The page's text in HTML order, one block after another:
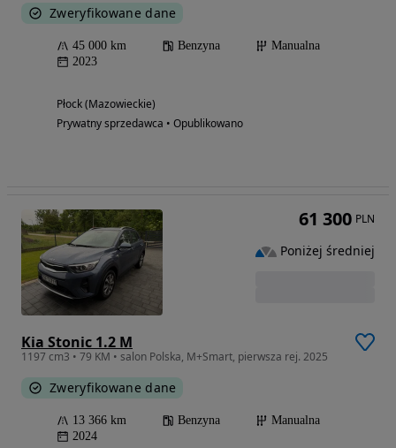
Zweryfikowane dane
45 000 km Benzyna
Manualna
2023
Płock (Mazowieckie)
Prywatny sprzedawca • Opublikowano
Kia Stonic 1.2 M
1197 cm3 • 79 KM • salon Polska, M+Smart, pierwsza rej. 2025
Zweryfikowane dane
13 366 km Benzyna
Manualna
2024
61 300 PLN
Poniżej średniej